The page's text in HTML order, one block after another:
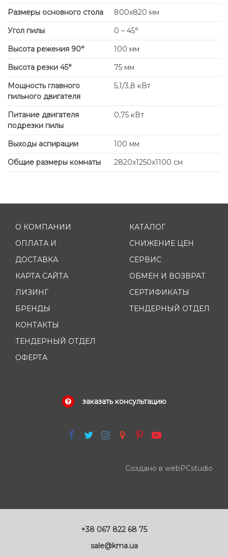
Размеры основного стола
800x820 мм
Угол пилы
0 – 45°
Высота режения 90°
100 мм
Высота резки 45°
75 мм
Мощность главного
пильного двигателя
5,1/3,8 кВт
Питание двигателя
подрезки пилы
0,75 кВт
Выходы аспирации
100 мм
Общие размеры комнаты
2820x1250x1100 см
О КОМПАНИИ
ОПЛАТА И
ДОСТАВКА
КАРТА САЙТА
ЛИЗИНГ
БРЕНДЫ
КОНТАКТЫ
ТЕНДЕРНЫЙ ОТДЕЛ
ОФЕРТА
КАТАЛОГ
СНИЖЕНИЕ ЦЕН
СЕРВИС
ОБМЕН И ВОЗВРАТ
СЕРТИФИКАТЫ
ТЕНДЕРНЫЙ ОТДЕЛ
заказать консультацию
Создано в webPCstudio
+38 067 822 68 75
sale@kma.ua